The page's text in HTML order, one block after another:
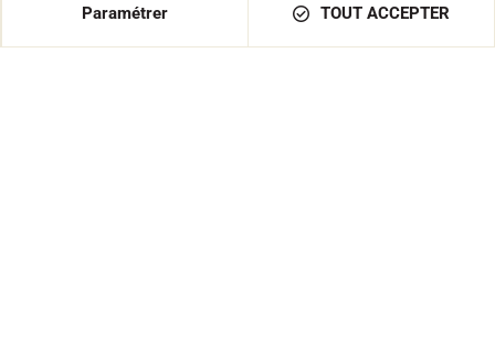
AJOUTER AU PANIER 1 318,80 €
LES ATHLÈTES
Paramétrer TOUT ACCEPTER